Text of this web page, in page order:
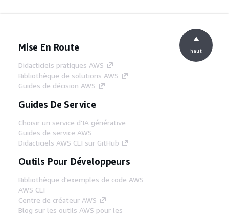
Mise En Route
Didacticiels pratiques AWS
Bibliothèque de solutions AWS
Guides de décision AWS
Guides De Service
Choisir un service d'IA générative
Guides de service AWS
Didacticiels AWS CLI sur GitHub
Outils Pour Développeurs
Bibliothèque d'exemples de code AWS
AWS CLI
Centre de créateur AWS
Blog sur les outils AWS pour les
haut